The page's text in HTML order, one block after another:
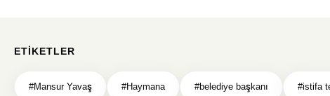
ETIKETLER
#Mansur Yavaş #Haymana #belediye başkanı #istifa